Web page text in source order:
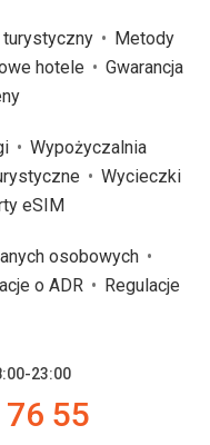
Metody
hotele
Gwarancja
Wypożyczalnia
Wycieczki
eSIM
osobowych
o ADR
Regulacje
23:00
55